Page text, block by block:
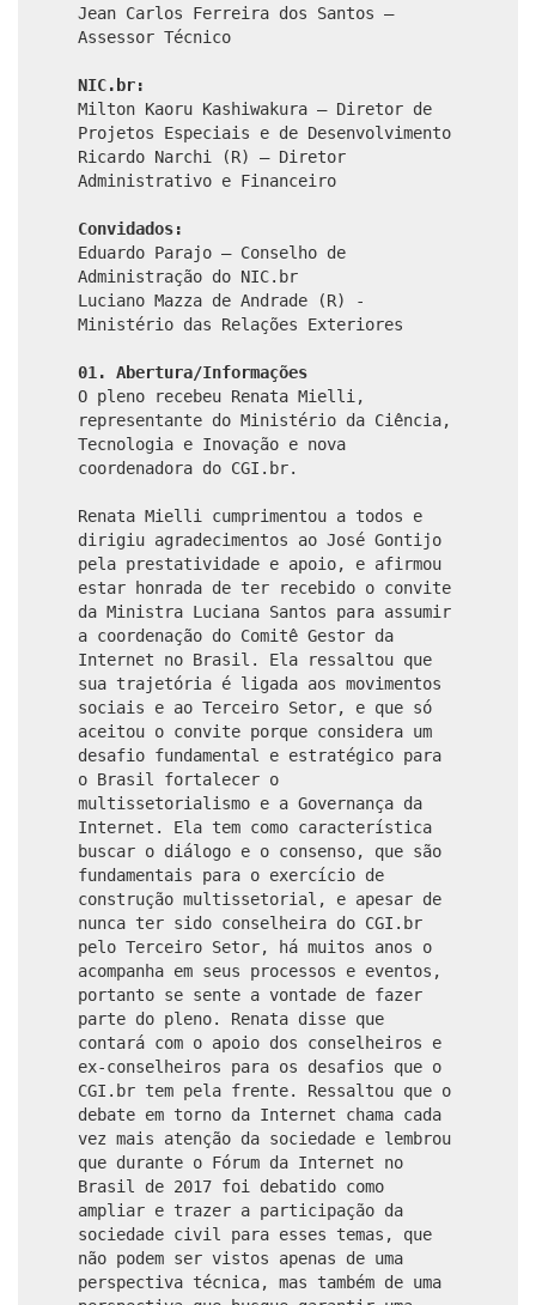
Jean Carlos Ferreira dos Santos –
Assessor Técnico
NIC.br:
Milton Kaoru Kashiwakura – Diretor de
Projetos Especiais e de Desenvolvimento
Ricardo Narchi (R) – Diretor
Administrativo e Financeiro
Convidados:
Eduardo Parajo – Conselho de
Administração do NIC.br
Luciano Mazza de Andrade (R) -
Ministério das Relações Exteriores
01. Abertura/Informações
O pleno recebeu Renata Mielli,
representante do Ministério da Ciência,
Tecnologia e Inovação e nova
coordenadora do CGI.br.
Renata Mielli cumprimentou a todos e
dirigiu agradecimentos ao José Gontijo
pela prestatividade e apoio, e afirmou
estar honrada de ter recebido o convite
da Ministra Luciana Santos para assumir
a coordenação do Comitê Gestor da
Internet no Brasil. Ela ressaltou que
sua trajetória é ligada aos movimentos
sociais e ao Terceiro Setor, e que só
aceitou o convite porque considera um
desafio fundamental e estratégico para
o Brasil fortalecer o
multissetorialismo e a Governança da
Internet. Ela tem como característica
buscar o diálogo e o consenso, que são
fundamentais para o exercício de
construção multissetorial, e apesar de
nunca ter sido conselheira do CGI.br
pelo Terceiro Setor, há muitos anos o
acompanha em seus processos e eventos,
portanto se sente a vontade de fazer
parte do pleno. Renata disse que
contará com o apoio dos conselheiros e
ex-conselheiros para os desafios que o
CGI.br tem pela frente. Ressaltou que o
debate em torno da Internet chama cada
vez mais atenção da sociedade e lembrou
que durante o Fórum da Internet no
Brasil de 2017 foi debatido como
ampliar e trazer a participação da
sociedade civil para esses temas, que
não podem ser vistos apenas de uma
perspectiva técnica, mas também de uma